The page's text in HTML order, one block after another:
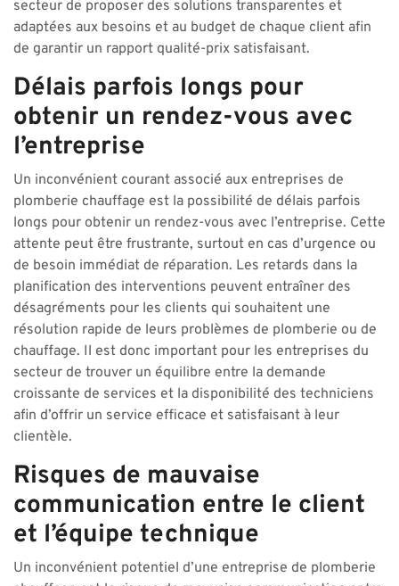
secteur de proposer des solutions transparentes et
adaptées aux besoins et au budget de chaque client afin
de garantir un rapport qualité-prix satisfaisant.
Délais parfois longs pour
obtenir un rendez-vous avec
l’entreprise
Un inconvénient courant associé aux entreprises de
plomberie chauffage est la possibilité de délais parfois
longs pour obtenir un rendez-vous avec l’entreprise. Cette
attente peut être frustrante, surtout en cas d’urgence ou
de besoin immédiat de réparation. Les retards dans la
planification des interventions peuvent entraîner des
désagréments pour les clients qui souhaitent une
résolution rapide de leurs problèmes de plomberie ou de
chauffage. Il est donc important pour les entreprises du
secteur de trouver un équilibre entre la demande
croissante de services et la disponibilité des techniciens
afin d’offrir un service efficace et satisfaisant à leur
clientèle.
Risques de mauvaise
communication entre le client
et l’équipe technique
Un inconvénient potentiel d’une entreprise de plomberie